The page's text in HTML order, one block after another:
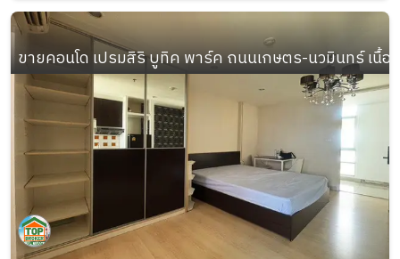
ขายคอนโด เปรมสิริ บูทิค พาร์ค ถนนเกษตร-นวมินทร์ เนื้อ